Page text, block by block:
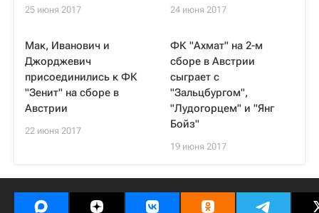
25 июня 2017 24 июня 2017
Мак, Иванович и
Джорджевич
присоединились к ФК
"Зенит" на сборе в
Австрии
22 июня 2017
ФК "Ахмат" на 2-м
сборе в Австрии
сыграет с
"Зальцбургом",
"Лудогорцем" и "Янг
Бойз"
19 июня 2017